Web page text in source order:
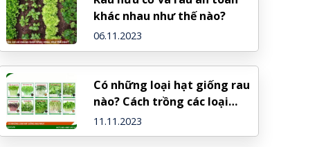
khác nhau như thế nào?
06.11.2023
Có những loại hạt giống rau
nào? Cách trồng các loại
giống rau
11.11.2023